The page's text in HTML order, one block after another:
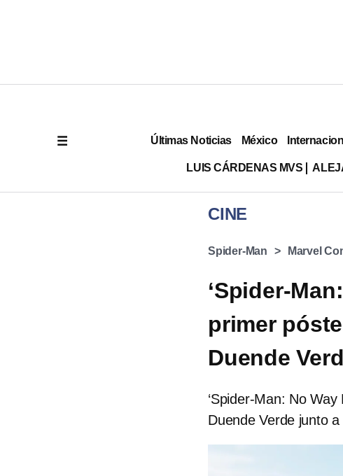
Últimas Noticias México
LUIS CÁRDENAS MVS
CINE
Spider-Man Marvel
‘Spider-
primer
Duende
‘Spider-Man: No
Duende Verde junto